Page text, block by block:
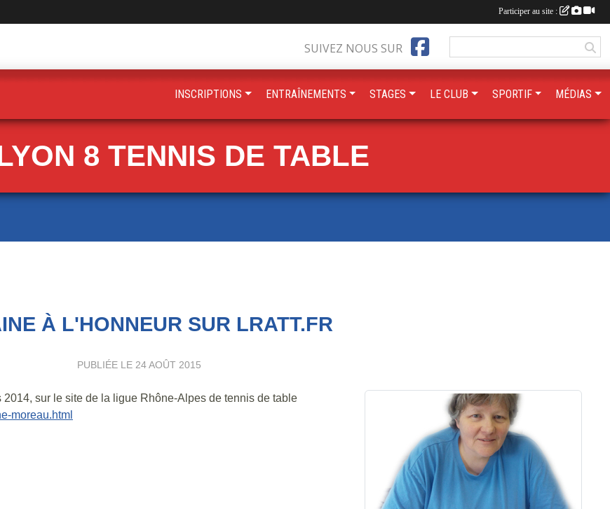
8 TENNIS DE TABLE
À L'HONNEUR SUR LRATT.FR
PUBLIÉE LE 24 AOÛT 2015
sur le site de la ligue Rhône-Alpes de tennis de table
moreau.html
SUIVEZ NOUS SUR
INSCRIPTIONS ENTRAÎNEMENTS STAGES LE CLUB SPORTIF MÉDIAS
Participer au site :